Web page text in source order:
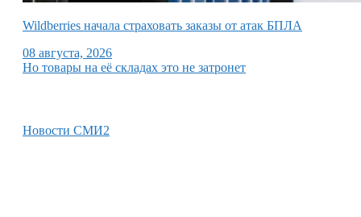
Wildberries начала страховать заказы от атак БПЛА
08 августа, 2026
Но товары на её складах это не затронет
Новости СМИ2